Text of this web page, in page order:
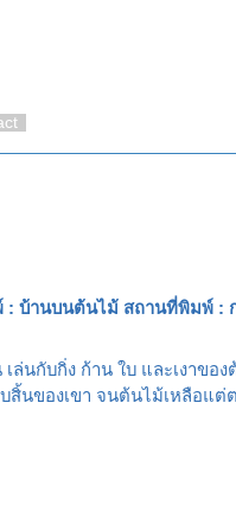
: บ้านบนต้นไม้ สถานที่พิมพ์
นกับกิ่ง ก้าน ใบ และเงาขอ
สิ้นของเขา จนต้นไม้เหลือแ